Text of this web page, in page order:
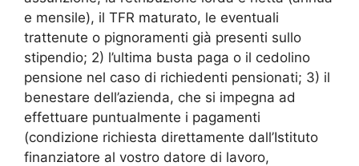
e mensile), il TFR maturato, le eventuali
trattenute o pignoramenti già presenti sullo
stipendio; 2) l’ultima busta paga o il cedolino
pensione nel caso di richiedenti pensionati; 3) il
benestare dell’azienda, che si impegna ad
effettuare puntualmente i pagamenti
(condizione richiesta direttamente dall’Istituto
finanziatore al vostro datore di lavoro,